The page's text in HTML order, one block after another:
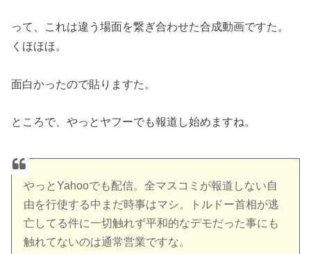
って、これは違う場面を繋ぎ合わせた合成動画ですた。
くほほほ。
面白かったので貼りますた。
ところで、やっとヤフーでも報道し始めますね。
やっとYahooでも配信。全マスコミが報道しない自
由を行使する中まだ時事はマシ。トルドー首相が逃
亡してる件に一切触れず平和的なデモだった事にも
触れてないのは通常営業ですな。